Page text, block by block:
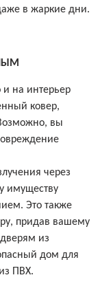
в жаркие дни.
и на интерьер
ковер,
вы
через
имуществу
Это также
придав вашему
из
дом для
ПВХ.